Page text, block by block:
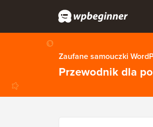
Zaufane samouczki
Przewodnik dla